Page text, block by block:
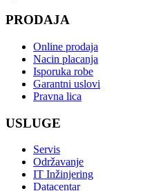
PRODAJA
Online prodaja
Nacin placanja
Isporuka robe
Garantni uslovi
Pravna lica
USLUGE
Servis
Održavanje
IT Inžinjering
Datacentar